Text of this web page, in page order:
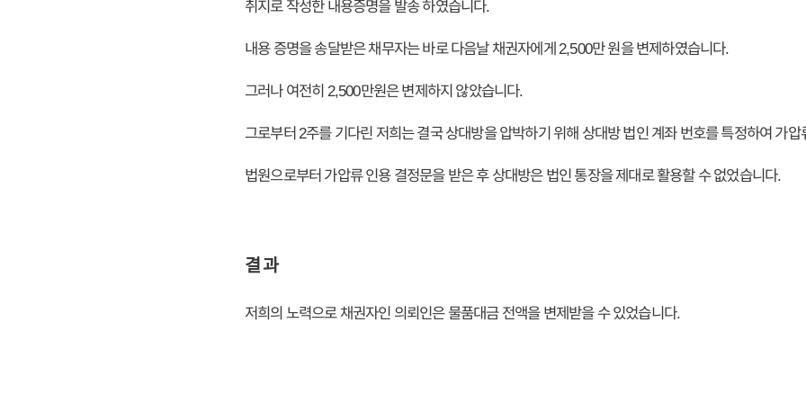
취지로 작성한 내용증명을 발송 하였습니다.
내용 증명을 송달받은 채무자는 바로 다음날 채권자에게 2,500만 원을 변제하였습니다.
그러나 여전히 2,500만원은 변제하지 않았습니다.
그로부터 2주를 기다린 저희는 결국 상대방을 압박하기 위해 상대방 법인 계좌 번호를 특정하여 가
법원으로부터 가압류 인용 결정문을 받은 후 상대방은 법인 통장을 제대로 활용할 수 없었습니다.
결 과
저희의 노력으로 채권자인 의뢰인은 물품대금 전액을 변제받을 수 있었습니다.